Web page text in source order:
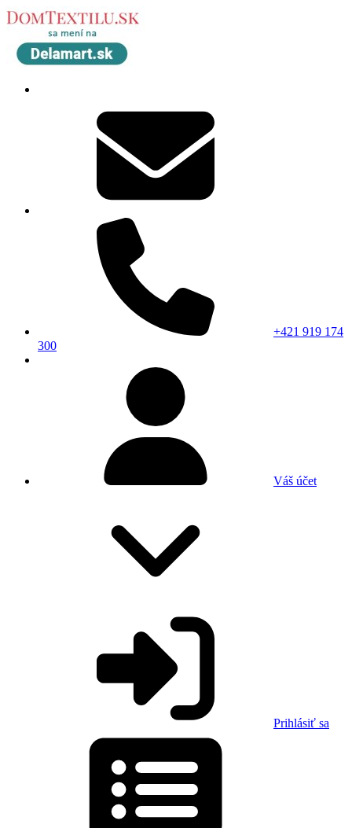
+421 919 174
300
Váš účet
Prihlásiť sa